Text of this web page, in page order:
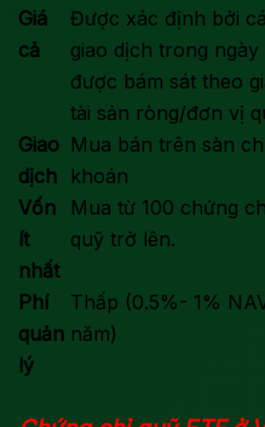
Giá
cả
Được xác định bởi
giao dịch trong ngày
được bám sát theo
tài sản ròng/đơn vị
Giao
dịch
Mua bán trên sàn
khoán
Vốn
ít
nhất
Mua từ 100 chứng
quỹ trở lên.
Phí
quản
lý
Thấp (0.5%- 1%
năm)